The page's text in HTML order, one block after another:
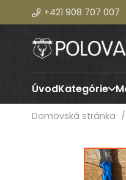
+421 908 707 007
ÚvodKategórie
Domovská stránka /